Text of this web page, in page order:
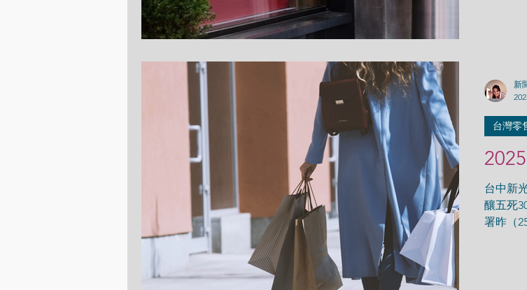
台中新
釀五死
署昨（
台灣零
新